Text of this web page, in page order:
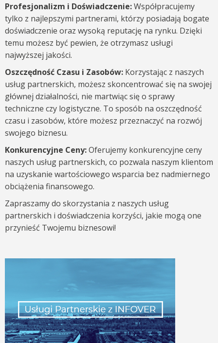
Profesjonalizm i Doświadczenie:Współpracujemy
tylko z najlepszymi partnerami, którzy posiadają bogate
doświadczenie oraz wysoką reputację na rynku. Dzięki
temu możesz być pewien, że otrzymasz usługi
najwyższej jakości.
Oszczędność Czasu i Zasobów: Korzystając z naszych
usług partnerskich, możesz skoncentrować się na swojej
głównej działalności, nie martwiąc się o sprawy
techniczne czy logistyczne. To sposób na oszczędność
czasu i zasobów, które możesz przeznaczyć na rozwój
swojego biznesu.
Konkurencyjne Ceny:Oferujemy konkurencyjne ceny
naszych usług partnerskich, co pozwala naszym klientom
na uzyskanie wartościowego wsparcia bez nadmiernego
obciążenia finansowego.
Zapraszamy do skorzystania z naszych usług
partnerskich i doświadczenia korzyści, jakie mogą one
przynieść Twojemu biznesowi!